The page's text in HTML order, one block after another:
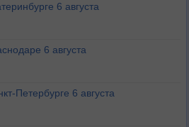
6 августа
6 августа
Петербурге 6 августа